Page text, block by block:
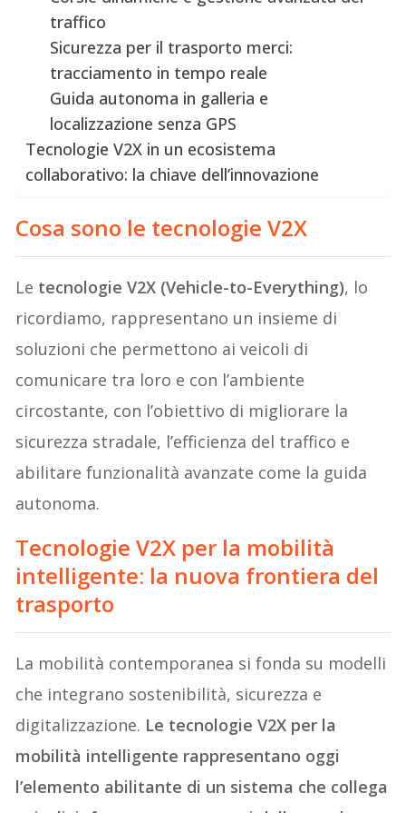
traffico
Sicurezza per il trasporto merci:
tracciamento in tempo reale
Guida autonoma in galleria e
localizzazione senza GPS
Tecnologie V2X in un ecosistema
collaborativo: la chiave dell’innovazione
Cosa sono le tecnologie V2X
Le tecnologie V2X (Vehicle-to-Everything), lo
ricordiamo, rappresentano un insieme di
soluzioni che permettono ai veicoli di
comunicare tra loro e con l’ambiente
circostante, con l’obiettivo di migliorare la
sicurezza stradale, l’efficienza del traffico e
abilitare funzionalità avanzate come la guida
autonoma.
Tecnologie V2X per la mobilità
intelligente: la nuova frontiera del
trasporto
La mobilità contemporanea si fonda su modelli
che integrano sostenibilità, sicurezza e
digitalizzazione. Le tecnologie V2X per la
mobilità intelligente rappresentano oggi
l’elemento abilitante di un sistema che collega